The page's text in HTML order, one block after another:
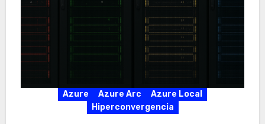
Azure Azure Arc
Azure Local
Hiperconvergencia